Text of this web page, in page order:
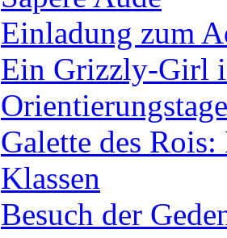
Einladung zum
Ein Grizzly-Girl
Galette des
Klassen
Besuch der